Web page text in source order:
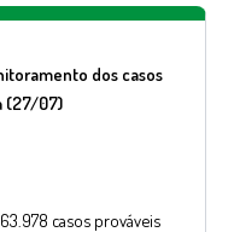
dos casos
(27/07)
casos prováveis